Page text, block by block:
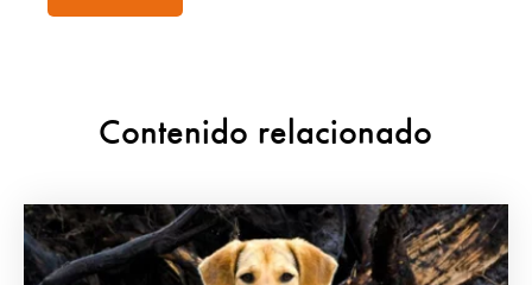
Contenido relacionado